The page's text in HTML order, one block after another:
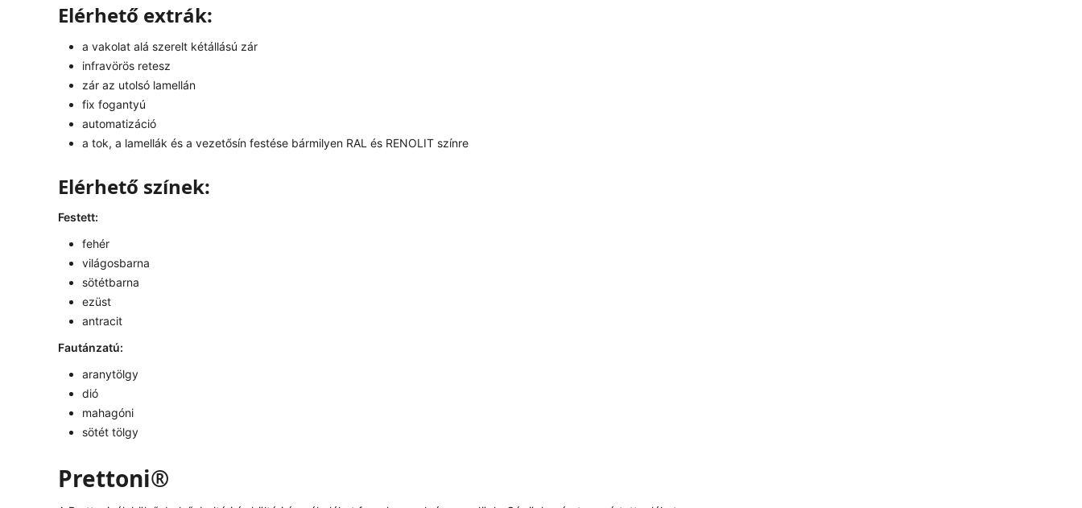
Elérhető extrák:
a vakolat alá szerelt kétállású zár
infravörös retesz
zár az utolsó lamellán
fix fogantyú
automatizáció
a tok, a lamellák és a vezetősín festése bármilyen RAL és RENOLIT színre
Elérhető színek:
Festett:
fehér
világosbarna
sötétbarna
ezüst
antracit
Fautánzatú:
aranytölgy
dió
mahagóni
sötét tölgy
Prettoni®